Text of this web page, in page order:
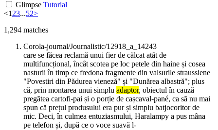
Glimpse Tutorial
<123...52>
1,294 matches
Corola-journal/Journalistic/12918_a_14243
care se făcea reclamă unui fier de călcat atât de
multifuncțional, încât scotea pe loc petele din haine și cosea
nasturii în timp ce fredona fragmente din valsurile straussiene
"Povestiri din Pădurea vieneză" și "Dunărea albastră"; plus
că, prin montarea unui simplu adaptor, obiectul în cauză
pregătea cartofi-pai și o porție de cașcaval-pané, ca să nu mai
spun că prețul produsului era pur și simplu batjocoritor de
mic. Deci, în culmea entuziasmului, Haralampy a pus mâna
pe telefon și, după ce o voce suavă l-